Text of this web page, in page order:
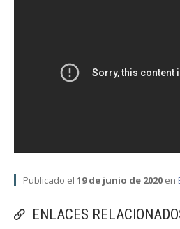
ENLACES
Publicado el 19 de junio de 2020 en